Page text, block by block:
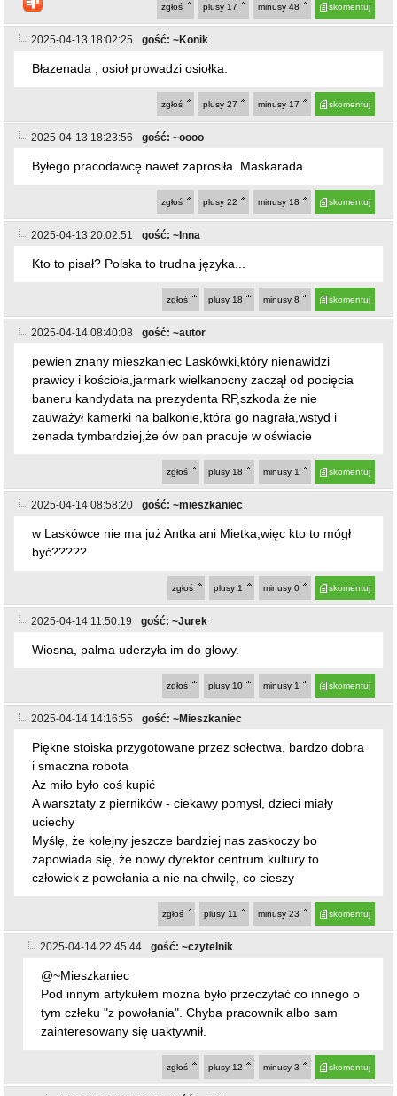
skomentuj
minusy 48
plusy 17
zgłoś
2025-04-13 18:02:25 gość: ~Konik
Błazenada , osioł prowadzi osiołka.
skomentuj
minusy 17
plusy 27
zgłoś
2025-04-13 18:23:56 gość: ~oooo
Byłego pracodawcę nawet zaprosiła. Maskarada
skomentuj
minusy 18
plusy 22
zgłoś
2025-04-13 20:02:51 gość: ~Inna
Kto to pisał? Polska to trudna języka...
skomentuj
minusy 8
plusy 18
zgłoś
2025-04-14 08:40:08 gość: ~autor
pewien znany mieszkaniec Laskówki,który nienawidzi
prawicy i kościoła,jarmark wielkanocny zaczął od pocięcia
baneru kandydata na prezydenta RP,szkoda że nie
zauważył kamerki na balkonie,która go nagrała,wstyd i
żenada tymbardziej,że ów pan pracuje w oświacie
skomentuj
minusy 1
plusy 18
zgłoś
2025-04-14 08:58:20 gość: ~mieszkaniec
w Laskówce nie ma już Antka ani Mietka,więc kto to mógł
być?????
skomentuj
minusy 0
plusy 1
zgłoś
2025-04-14 11:50:19 gość: ~Jurek
Wiosna, palma uderzyła im do głowy.
skomentuj
minusy 1
plusy 10
zgłoś
2025-04-14 14:16:55 gość: ~Mieszkaniec
Piękne stoiska przygotowane przez sołectwa, bardzo dobra
i smaczna robota
Aż miło było coś kupić
A warsztaty z pierników - ciekawy pomysł, dzieci miały
uciechy
Myślę, że kolejny jeszcze bardziej nas zaskoczy bo
zapowiada się, że nowy dyrektor centrum kultury to
człowiek z powołania a nie na chwilę, co cieszy
skomentuj
minusy 23
plusy 11
zgłoś
2025-04-14 22:45:44 gość: ~czytelnik
@~Mieszkaniec
Pod innym artykułem można było przeczytać co innego o
tym człeku "z powołania". Chyba pracownik albo sam
zainteresowany się uaktywnił.
skomentuj
minusy 3
plusy 12
zgłoś